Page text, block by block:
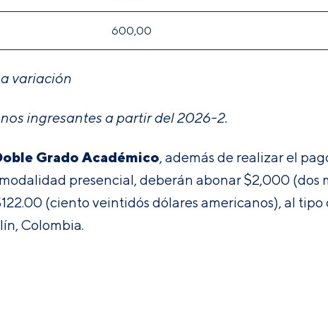
600,00
variación
ingresantes a partir del 2026-2.
Grado Académico, además de realizar el
presencial, deberán abonar $2,000 (dos
(ciento veintidós dólares americanos), al
Colombia.